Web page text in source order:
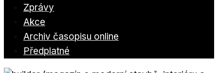
Zprávy
Akce
Archiv časopisu online
Předplatné